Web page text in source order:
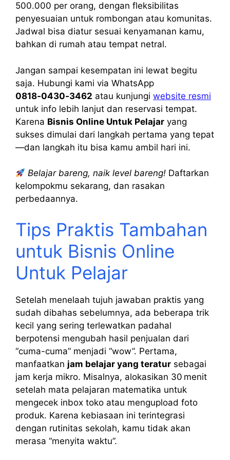
500.000 per orang, dengan fleksibilitas
penyesuaian untuk rombongan atau komunitas.
Jadwal bisa diatur sesuai kenyamanan kamu,
bahkan di rumah atau tempat netral.
Jangan sampai kesempatan ini lewat begitu
saja. Hubungi kami via WhatsApp
0818‑0430‑3462 atau kunjungi website resmi
untuk info lebih lanjut dan reservasi tempat.
Karena Bisnis Online Untuk Pelajar yang
sukses dimulai dari langkah pertama yang tepat
—dan langkah itu bisa kamu ambil hari ini.
Belajar bareng, naik level bareng! Daftarkan
kelompokmu sekarang, dan rasakan
perbedaannya.
Tips Praktis Tambahan
untuk Bisnis Online
Untuk Pelajar
Setelah menelaah tujuh jawaban praktis yang
sudah dibahas sebelumnya, ada beberapa trik
kecil yang sering terlewatkan padahal
berpotensi mengubah hasil penjualan dari
“cuma-cuma” menjadi “wow”. Pertama,
manfaatkan jam belajar yang teratur sebagai
jam kerja mikro. Misalnya, alokasikan 30 menit
setelah mata pelajaran matematika untuk
mengecek inbox toko atau mengupload foto
produk. Karena kebiasaan ini terintegrasi
dengan rutinitas sekolah, kamu tidak akan
merasa “menyita waktu”.